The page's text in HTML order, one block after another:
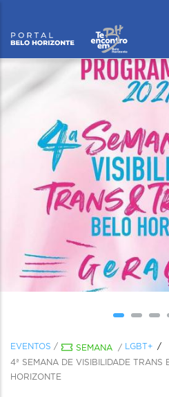
EVENTOS / SEMANA /
LGBT+
4ª SEMANA DE VISIBILIDADE TRANS
HORIZONTE